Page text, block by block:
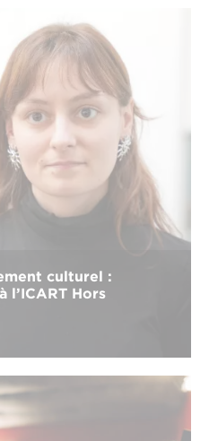
culturel :
l’ICART Hors